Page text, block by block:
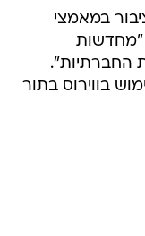
במאמצי
"מחדשות
החברתיות".
בווירוס בתור